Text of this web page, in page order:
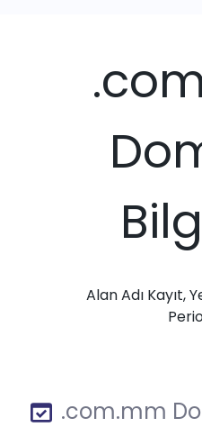
Alan Adı Kayıt,
.com.mm